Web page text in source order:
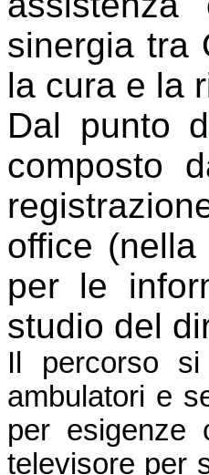
sinergia tra
la cura e la
Dal punto
composto
office
per le
studio del
Il percorso
ambulatori e
per esigenze
televisore per